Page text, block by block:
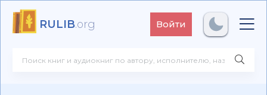
RULIB.org Войти